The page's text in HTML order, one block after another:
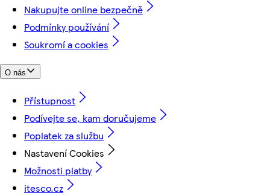
Nakupujte online bezpečně
Podmínky používání
Soukromí a cookies
O nás
Přístupnost
Podívejte se, kam doručujeme
Poplatek za službu
Nastavení Cookies
Možnosti platby
itesco.cz